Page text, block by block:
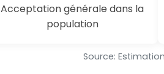
Acceptation générale dans la
population
Source: